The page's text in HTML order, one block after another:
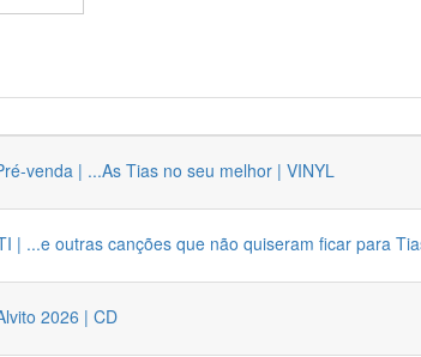
venda | ...As Tias no seu melhor | VINYL
| ...e outras canções que não quiseram ficar para
2026 | CD